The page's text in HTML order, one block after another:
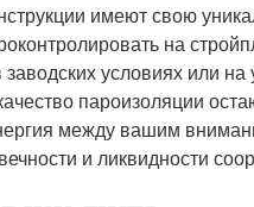
имеют свою
на
условиях или
пароизоляции
между вашим
и ликвидности